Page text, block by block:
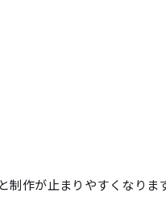
制作が止まりやすくなりま